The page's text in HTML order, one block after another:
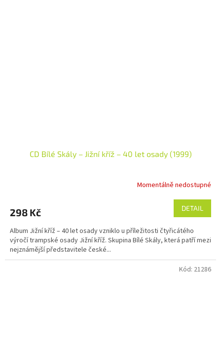
CD Bílé Skály – Jižní kříž – 40 let osady (1999)
Momentálně nedostupné
298 Kč DETAIL
Album Jižní kříž – 40 let osady vzniklo u příležitosti čtyřicátého
výročí trampské osady Jižní kříž. Skupina Bílé Skály, která patří mezi
nejznámější představitele české...
Kód: 21286